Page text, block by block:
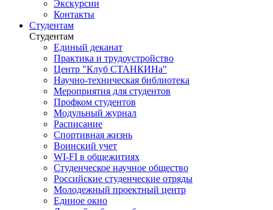
Экскурсии
Контакты
Студентам
Студентам
Единый деканат
Практика и трудоустройство
Центр "Клуб СТАНКИНа"
Научно-техническая библиотека
Мероприятия для студентов
Профком студентов
Модульный журнал
Расписание
Спортивная жизнь
Воинский учет
WI-FI в общежитиях
Студенческое научное общество
Российские студенческие отряды
Молодежный проектный центр
Единое окно